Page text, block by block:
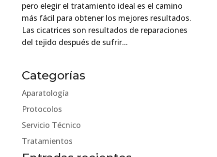
pero elegir el tratamiento ideal es el camino
más fácil para obtener los mejores resultados.
Las cicatrices son resultados de reparaciones
del tejido después de sufrir...
Categorías
Aparatología
Protocolos
Servicio Técnico
Tratamientos